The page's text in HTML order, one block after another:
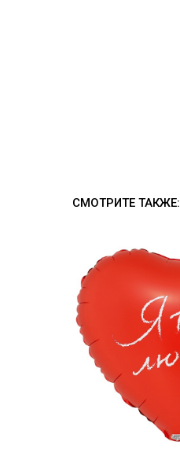
СМОТРИТЕ ТАКЖЕ: